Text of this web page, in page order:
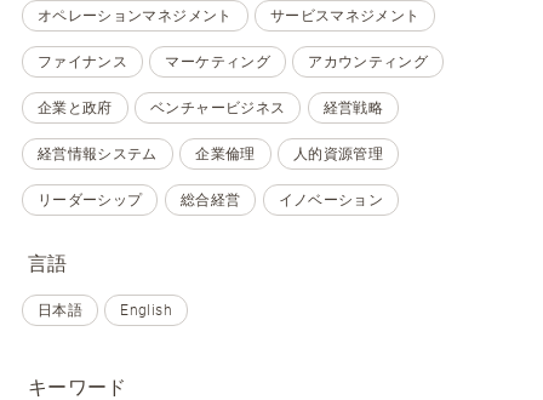
オペレーションマネジメント サービスマネジメント
ファイナンス マーケティング アカウンティング
企業と政府 ベンチャービジネス 経営戦略
経営情報システム 企業倫理 人的資源管理
リーダーシップ 総合経営 イノベーション
言語
日本語 English
キーワード